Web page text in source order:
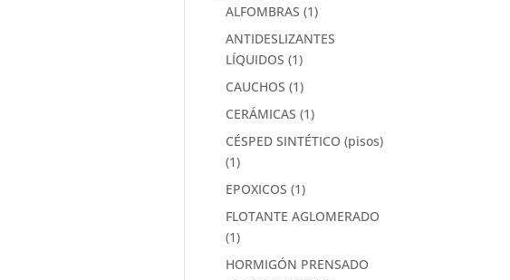
ALFOMBRAS (1)
ANTIDESLIZANTES
LÍQUIDOS (1)
CAUCHOS (1)
CERÁMICAS (1)
CÉSPED SINTÉTICO (pisos)
(1)
EPOXICOS (1)
FLOTANTE AGLOMERADO
(1)
HORMIGÓN PRENSADO